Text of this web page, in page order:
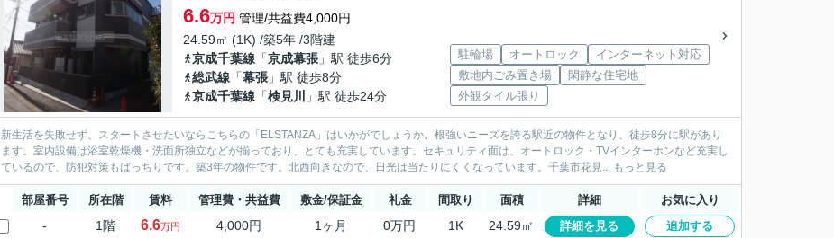
6.6万円 管理/共益費4,000円
24.59㎡ (1K) /築5年 /3階建
京成千葉線 「京成幕張 」駅 徒歩6分
総武線 「幕張 」駅 徒歩8分
京成千葉線 「検見川 」駅 徒歩24分
駐輪場 オートロック
インターネット対応
敷地内ごみ置き場
閑静な住宅地
外観タイル張り
新生活を失敗せず、スタートさせたいならこちらの「ELSTANZA」はいかがでしょうか。根強いニーズを誇る駅近の物件となり、徒歩8分に駅があり
ます。室内設備は浴室乾燥機・洗面所独立などが揃っており、とても充実しています。セキュリティ面は、オートロック・TVインターホンなど充実し
ているので、防犯対策もばっちりです。築3年の物件です。北西向きなので、日光は当たりにくくなっています。千葉市花見... もっと見る
部屋番号 所在階 賃料 管理費・共益費 敷金/保証金 礼金 間取り 面積 詳細 お気に入り
- 1階 6.6万円 4,000円 1ヶ月 0万円 1K 24.59㎡ 詳細を見る 追加する